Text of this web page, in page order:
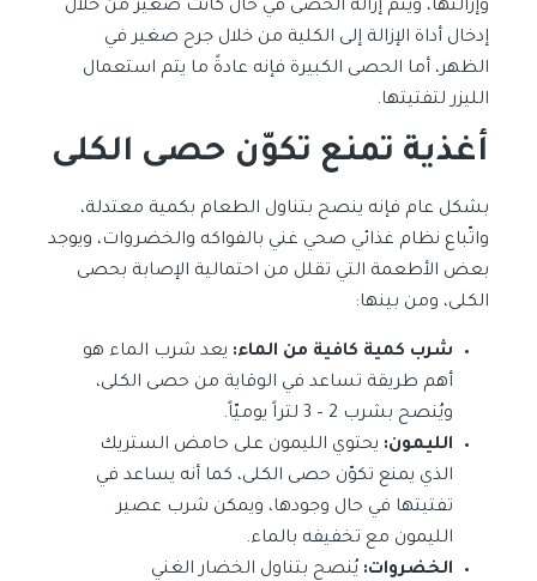
وإزالتها، ويتم إزالة الحصى في حال كانت صغير من خلال
إدخال أداة الإزالة إلى الكلية من خلال جرح صغير في
الظهر، أما الحصى الكبيرة فإنه عادةً ما يتم استعمال
الليزر لتفتيتها.
أغذية تمنع تكوّن حصى الكلى
بشكل عام فإنه ينصح بتناول الطعام بكمية معتدلة،
واتّباع نظام غذائي صحي غني بالفواكه والخضروات، ويوجد
بعض الأطعمة التي تقلل من احتمالية الإصابة بحصى
الكلى، ومن بينها:
شرب كمية كافية من الماء: يعد شرب الماء هو
أهم طريقة تساعد في الوقاية من حصى الكلى،
ويُنصح بشرب 2 – 3 لتراً يوميّاً.
الليمون: يحتوي الليمون على حامض الستريك
الذي يمنع تكوّن حصى الكلى، كما أنه يساعد في
تفتيتها في حال وجودها، ويمكن شرب عصير
الليمون مع تخفيفه بالماء.
الخضروات: يُنصح بتناول الخضار الغني